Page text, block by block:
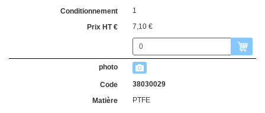
1
7,10 €
38030029
PTFE